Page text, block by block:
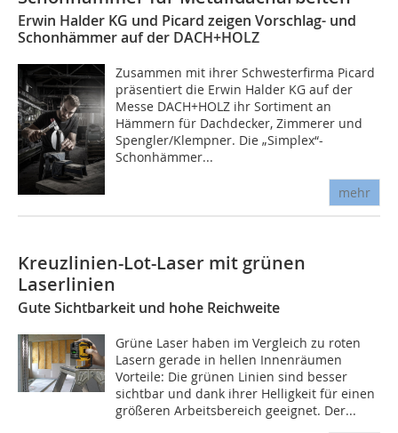
Erwin Halder KG und Picard zeigen Vorschlag- und
Schonhämmer auf der DACH+HOLZ
Zusammen mit ihrer Schwesterfirma Picard
präsentiert die Erwin Halder KG auf der
Messe DACH+HOLZ ihr Sortiment an
Hämmern für Dachdecker, Zimmerer und
Spengler/Klempner. Die „Simplex“-
Schonhämmer...
mehr
Kreuzlinien-Lot-Laser mit grünen
Laserlinien
Gute Sichtbarkeit und hohe Reichweite
Grüne Laser haben im Vergleich zu roten
Lasern gerade in hellen Innenräumen
Vorteile: Die grünen Linien sind besser
sichtbar und dank ihrer Helligkeit für einen
größeren Arbeitsbereich geeignet. Der...